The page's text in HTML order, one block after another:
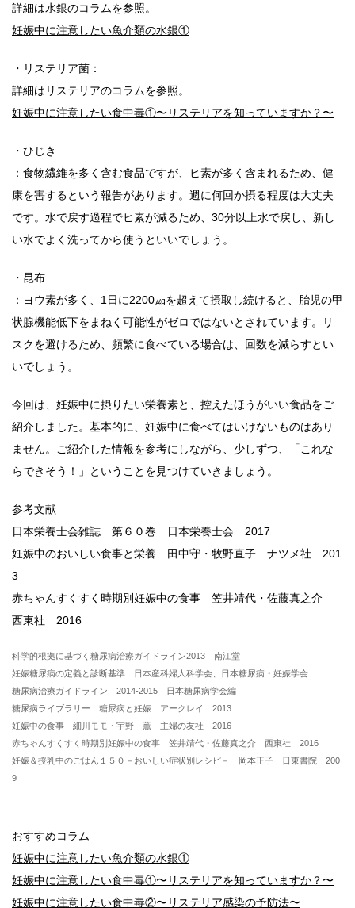
詳細は水銀のコラムを参照。
妊娠中に注意したい魚介類の水銀①
・リステリア菌：
詳細はリステリアのコラムを参照。
妊娠中に注意したい食中毒①〜リステリアを知っていますか？〜
・ひじき
：食物繊維を多く含む食品ですが、ヒ素が多く含まれるため、健
康を害するという報告があります。週に何回か摂る程度は大丈夫
です。水で戻す過程でヒ素が減るため、30分以上水で戻し、新し
い水でよく洗ってから使うといいでしょう。
・昆布
：ヨウ素が多く、1日に2200㎍を超えて摂取し続けると、胎児の甲
状腺機能低下をまねく可能性がゼロではないとされています。リ
スクを避けるため、頻繁に食べている場合は、回数を減らすとい
いでしょう。
今回は、妊娠中に摂りたい栄養素と、控えたほうがいい食品をご
紹介しました。基本的に、妊娠中に食べてはいけないものはあり
ません。ご紹介した情報を参考にしながら、少しずつ、「これな
らできそう！」ということを見つけていきましょう。
参考文献
日本栄養士会雑誌 第６０巻 日本栄養士会 2017
妊娠中のおいしい食事と栄養 田中守・牧野直子 ナツメ社 201
3
赤ちゃんすくすく時期別妊娠中の食事 笠井靖代・佐藤真之介
西東社 2016
科学的根拠に基づく糖尿病治療ガイドライン2013 南江堂
妊娠糖尿病の定義と診断基準 日本産科婦人科学会、日本糖尿病・妊娠学会
糖尿病治療ガイドライン 2014-2015 日本糖尿病学会編
糖尿病ライブラリー 糖尿病と妊娠 アークレイ 2013
妊娠中の食事 細川モモ・宇野 薫 主婦の友社 2016
赤ちゃんすくすく時期別妊娠中の食事 笠井靖代・佐藤真之介 西東社 2016
妊娠＆授乳中のごはん１５０－おいしい症状別レシピ－ 岡本正子 日東書院 200
9
おすすめコラム
妊娠中に注意したい魚介類の水銀①
妊娠中に注意したい食中毒①〜リステリアを知っていますか？〜
妊娠中に注意したい食中毒②〜リステリア感染の予防法〜